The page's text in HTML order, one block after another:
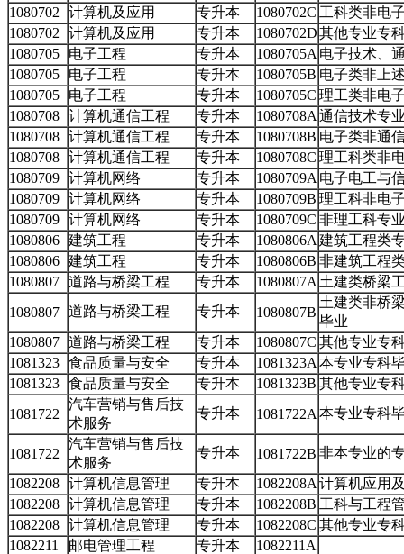
1080702
计算机及应用 专升本 1080702C 工科类非电
1080702
计算机及应用 专升本 1080702D其他专业专
1080705
电子工程 专升本 1080705A 电子技术、
1080705
电子工程 专升本 1080705B 电子类非上
1080705
电子工程 专升本 1080705C 理工类非电
1080708 计算机通信工程 专升本 1080708A 通信技术专
1080708 计算机通信工程 专升本 1080708B 电子类非通
1080708 计算机通信工程 专升本 1080708C 理工科类非
1080709 计算机网络 专升本 1080709A 电子电工与
1080709 计算机网络 专升本 1080709B 理工科非电
1080709 计算机网络 专升本 1080709C 非理工科专
1080806 建筑工程 专升本 1080806A 建筑工程类
1080806 建筑工程 专升本 1080806B 非建筑工程
1080807 道路与桥梁工程 专升本 1080807A 土建类桥梁
1080807 道路与桥梁工程 专升本 1080807B
土建类非桥
毕业
1080807 道路与桥梁工程 专升本 1080807C 其他专业专
1081323 食品质量与安全 专升本 1081323A 本专业专科
1081323 食品质量与安全 专升本 1081323B 其他专业专
1081722
汽车营销与售后技
术服务
专升本 1081722A 本专业专科
1081722
汽车营销与售后技
术服务
专升本 1081722B 非本专业的
1082208 计算机信息管理 专升本 1082208A 计算机应用
1082208 计算机信息管理 专升本 1082208B 工科与工程
1082208 计算机信息管理 专升本 1082208C 其他专业专
1082211
邮电管理工程 专升本 1082211A